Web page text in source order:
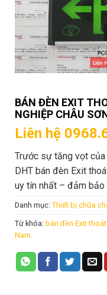
BÁN ĐÈN EXIT
NGHIỆP CHÂU
Liên hệ
Trước sự tăng vọt của
DHT bán đèn Exit
uy tín nhất – đảm bảo
Danh mục: Thiết bị chữa
Từ khóa: bán đèn Exit
Nam.